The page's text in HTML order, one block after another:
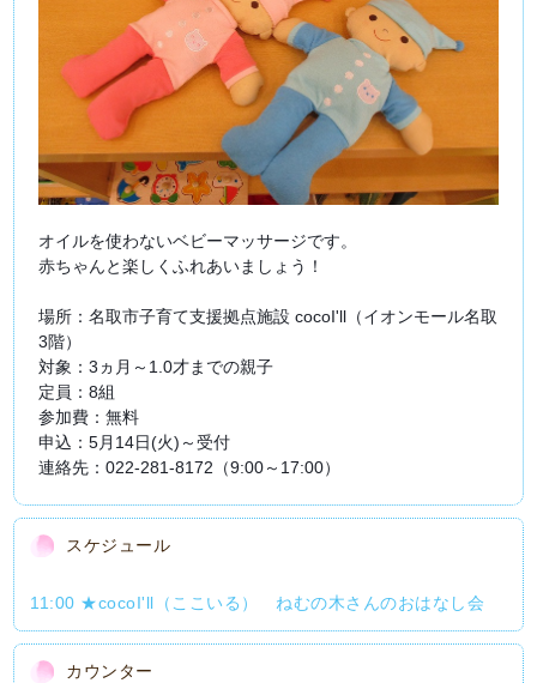
オイルを使わないベビーマッサージです。
赤ちゃんと楽しくふれあいましょう！
場所：名取市子育て支援拠点施設 cocoI'll（イオンモール名取
3階）
対象：3ヵ月～1.0才までの親子
定員：8組
参加費：無料
申込：5月14日(火)～受付
連絡先：022-281-8172（9:00～17:00）
スケジュール
11:00 ★cocoI'll（ここいる） ねむの木さんのおはなし会
カウンター